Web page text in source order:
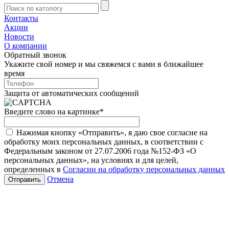
Контакты
Акции
Новости
О компании
Обратный звонок
Укажите свой номер и мы свяжемся с вами в ближайшее
время
Защита от автоматических сообщений
Введите слово на картинке*
Нажимая кнопку «Отправить», я даю свое согласие на
обработку моих персональных данных, в соответствии с
Федеральным законом от 27.07.2006 года №152-ФЗ «О
персональных данных», на условиях и для целей,
определенных в Согласии на обработку персональных данных
Отмена